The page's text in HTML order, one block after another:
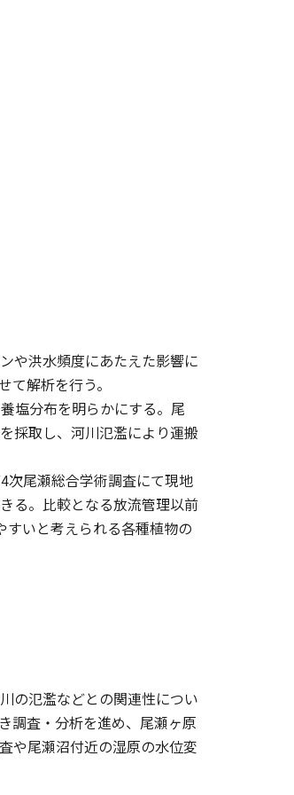
や洪水頻度にあたえた影響に
解析を行う。
塩分布を明らかにする。尾
採取し、河川氾濫により運搬
次尾瀬総合学術調査にて現地
る。比較となる放流管理以前
いと考えられる各種植物の
の氾濫などとの関連性につい
調査・分析を進め、尾瀬ヶ原
や尾瀬沼付近の湿原の水位変